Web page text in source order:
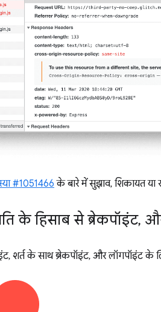
#1051466 के बारे में सुझाव, शिकायत या
के हिसाब से ब्रेकपॉइंट,
शर्त के साथ ब्रेकपॉइंट, और लॉगपॉइंट के